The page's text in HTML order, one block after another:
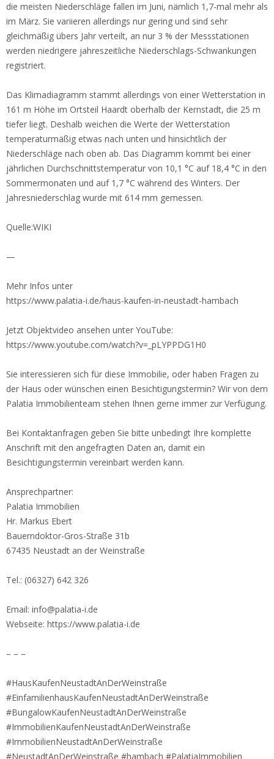
die meisten Niederschläge fallen im Juni, nämlich 1,7-mal mehr als
im März. Sie variieren allerdings nur gering und sind sehr
gleichmäßig übers Jahr verteilt, an nur 3 % der Messstationen
werden niedrigere jahreszeitliche Niederschlags-Schwankungen
registriert.
Das Klimadiagramm stammt allerdings von einer Wetterstation in
161 m Höhe im Ortsteil Haardt oberhalb der Kernstadt, die 25 m
tiefer liegt. Deshalb weichen die Werte der Wetterstation
temperaturmäßig etwas nach unten und hinsichtlich der
Niederschläge nach oben ab. Das Diagramm kommt bei einer
jährlichen Durchschnittstemperatur von 10,1 °C auf 18,4 °C in den
Sommermonaten und auf 1,7 °C während des Winters. Der
Jahresniederschlag wurde mit 614 mm gemessen.
Quelle:WIKI
—
Mehr Infos unter
https://www.palatia-i.de/haus-kaufen-in-neustadt-hambach
Jetzt Objektvideo ansehen unter YouTube:
https://www.youtube.com/watch?v=_pLYPPDG1H0
Sie interessieren sich für diese Immobilie, oder haben Fragen zu
der Haus oder wünschen einen Besichtigungstermin? Wir von dem
Palatia Immobilienteam stehen Ihnen gerne immer zur Verfügung.
Bei Kontaktanfragen geben Sie bitte unbedingt Ihre komplette
Anschrift mit den angefragten Daten an, damit ein
Besichtigungstermin vereinbart werden kann.
Ansprechpartner:
Palatia Immobilien
Hr. Markus Ebert
Bauerndoktor-Gros-Straße 31b
67435 Neustadt an der Weinstraße
Tel.: (06327) 642 326
Email: info@palatia-i.de
Webseite: https://www.palatia-i.de
– – –
#HausKaufenNeustadtAnDerWeinstraße
#EinfamilienhausKaufenNeustadtAnDerWeinstraße
#BungalowKaufenNeustadtAnDerWeinstraße
#ImmobilienKaufenNeustadtAnDerWeinstraße
#ImmobilienNeustadtAnDerWeinstraße
#NeustadtAnDerWeinstraße #hambach #PalatiaImmobilien